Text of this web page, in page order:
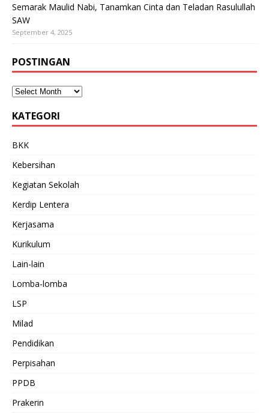
Semarak Maulid Nabi, Tanamkan Cinta dan Teladan Rasulullah
SAW
September 4, 2025
POSTINGAN
KATEGORI
BKK
Kebersihan
Kegiatan Sekolah
Kerdip Lentera
Kerjasama
Kurikulum
Lain-lain
Lomba-lomba
LSP
Milad
Pendidikan
Perpisahan
PPDB
Prakerin